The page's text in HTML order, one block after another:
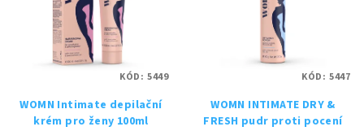
WOMN Intimate depilační
krém pro ženy 100ml
KÓD: 5449
WOMN INTIMATE DRY &
FRESH pudr proti pocení
KÓD: 5447